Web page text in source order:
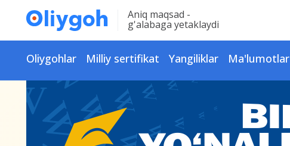
Aniq maqsad -
g'alabaga yetaklaydi
Oliygohlar Milliy sertifikat Yangiliklar Ma'lumotlar